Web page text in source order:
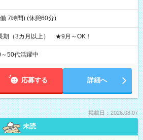
:7時間) (休憩60分)
期（3カ月以上） ★9月～OK！
50代活躍中
応募する 詳細へ
掲載日：2026.08.07
未読